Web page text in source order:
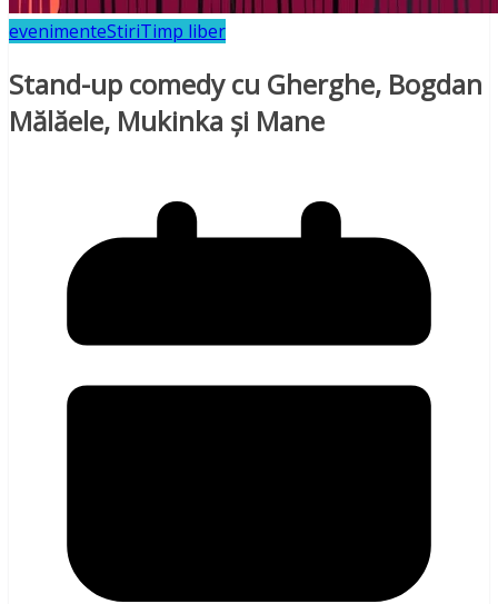
evenimenteStiriTimp liber
Stand-up comedy cu Gherghe, Bogdan
Mălăele, Mukinka și Mane